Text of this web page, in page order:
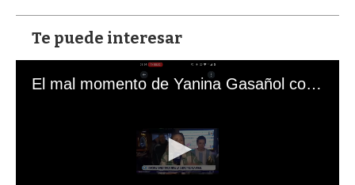
Te puede interesar
El mal momento de Yanina Gasañol con un hincha argentino en "Subrayado"